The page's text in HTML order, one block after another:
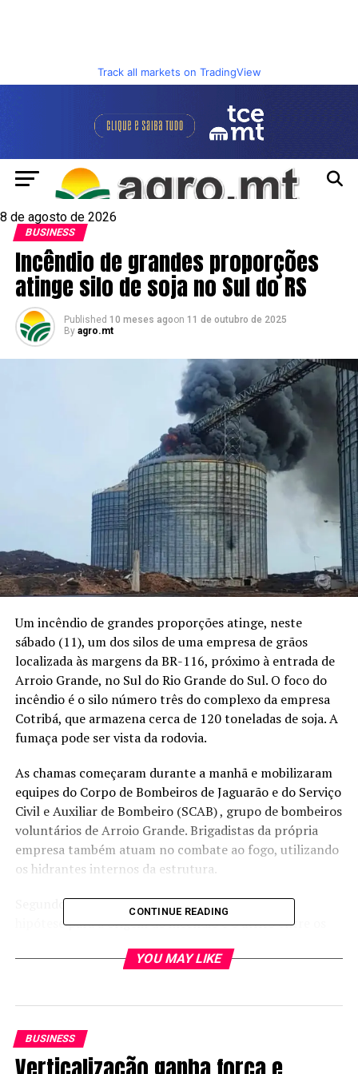
Track all markets on TradingView
8 de agosto de 2026
BUSINESS
Incêndio de grandes proporções
atinge silo de soja no Sul do RS
Published 10 meses agoon 11 de outubro de 2025
By agro.mt
Um incêndio de grandes proporções atinge, neste
sábado (11), um dos silos de uma empresa de grãos
localizada às margens da BR-116, próximo à entrada de
Arroio Grande, no Sul do Rio Grande do Sul. O foco do
incêndio é o silo número três do complexo da empresa
Cotribá, que armazena cerca de 120 toneladas de soja. A
fumaça pode ser vista da rodovia.
As chamas começaram durante a manhã e mobilizaram
equipes do Corpo de Bombeiros de Jaguarão e do Serviço
Civil e Auxiliar de Bombeiro (SCAB) , grupo de bombeiros
voluntários de Arroio Grande. Brigadistas da própria
empresa também atuam no combate ao fogo, utilizando
os hidrantes internos da estrutura.
Segundo informações dos bombeiros, a principal
hipótese para a origem do incêndio é o atrito entre os
espontânea, um risco conhecido em estruturas de
Apesar da intensidade das chamas e do colapso parcial
CONTINUE READING
YOU MAY LIKE
BUSINESS